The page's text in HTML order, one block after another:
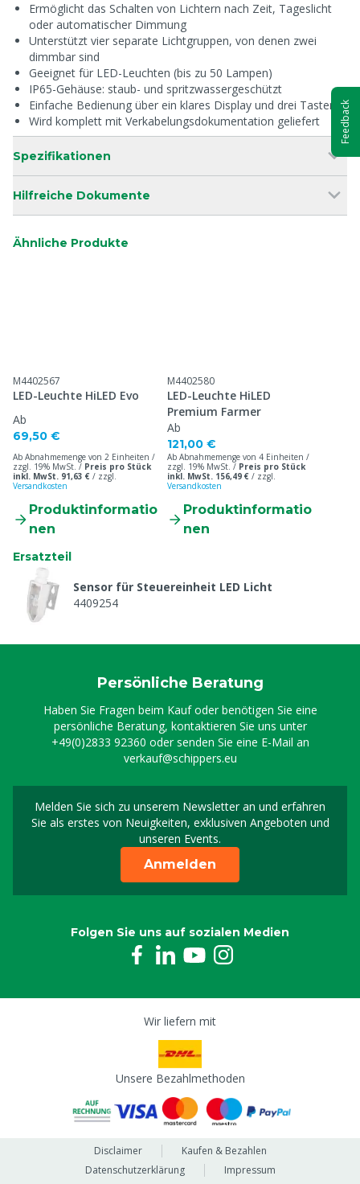
Ermöglicht das Schalten von Lichtern nach Zeit, Tageslicht
oder automatischer Dimmung
Unterstützt vier separate Lichtgruppen, von denen zwei
dimmbar sind
Geeignet für LED-Leuchten (bis zu 50 Lampen)
IP65-Gehäuse: staub- und spritzwassergeschützt
Einfache Bedienung über ein klares Display und drei Tasten
Wird komplett mit Verkabelungsdokumentation geliefert
Spezifikationen
Hilfreiche Dokumente
Ähnliche Produkte
M4402567
LED-Leuchte HiLED Evo
Ab
69,50 €
Ab Abnahmemenge von 2 Einheiten /
zzgl. 19% MwSt. / Preis pro Stück
inkl. MwSt. 91,63 € / zzgl.
Versandkosten
Produktinformatio
nen
M4402580
LED-Leuchte HiLED
Premium Farmer
Ab
121,00 €
Ab Abnahmemenge von 4 Einheiten /
zzgl. 19% MwSt. / Preis pro Stück
inkl. MwSt. 156,49 € / zzgl.
Versandkosten
Produktinformatio
nen
Ersatzteil
Sensor für Steuereinheit LED Licht
4409254
Persönliche Beratung
Haben Sie Fragen beim Kauf oder benötigen Sie eine
persönliche Beratung, kontaktieren Sie uns unter
+49(0)2833 92360 oder senden Sie eine E-Mail an
verkauf@schippers.eu
Melden Sie sich zu unserem Newsletter an und erfahren
Sie als erstes von Neuigkeiten, exklusiven Angeboten und
unseren Events.
Melden Sie sich für
Anmelden
Folgen Sie uns auf sozialen Medien
Wir liefern mit
Unsere Bezahlmethoden
Disclaimer
Kaufen & Bezahlen
Datenschutzerklärung
Impressum
Feedback